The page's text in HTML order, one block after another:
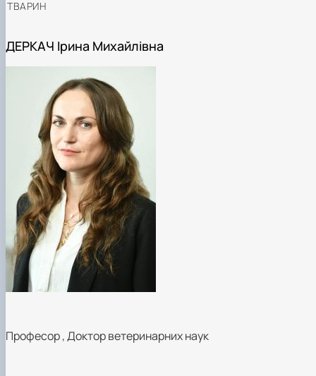
ТВАРИН
ДЕРКАЧ Ірина Михайлівна
Професор,Доктор ветеринарних наук